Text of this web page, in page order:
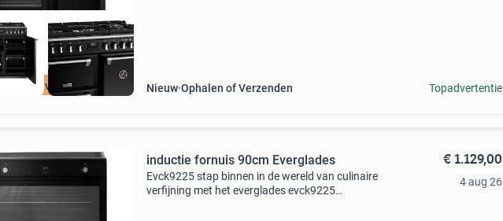
Bijna uitverkocht Nieuw Ophalen of Verzenden Topadvertentie
inductie fornuis 90cm Everglades
Evck9225 stap binnen in de wereld van culinaire
verfijning met het everglades evck9225
€ 1.129,00
4 aug 26